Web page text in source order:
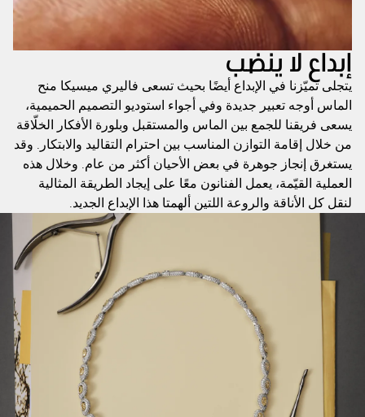
إبداع لا ينضب
يتجلى تميّزنا في الإبداع أيضًا بحيث تسعى فاليري ميسيكا منح
الماس أوجه تعبير جديدة وفي أجواء استوديو التصميم الحميمية،
يسعى فريقنا للجمع بين الماس والمستقبل وبلورة الأفكار الخلّاقة
من خلال إقامة التوازن المناسب بين احترام التقاليد والابتكار. وقد
يستغرق إنجاز جوهرة في بعض الأحيان أكثر من عام. وخلال هذه
العملية القيّمة، يعمل الفنانون معًا على إيجاد الطريقة المثالية
لنقل كل الأناقة والروعة اللتين ألهمتا هذا الإبداع الجديد.